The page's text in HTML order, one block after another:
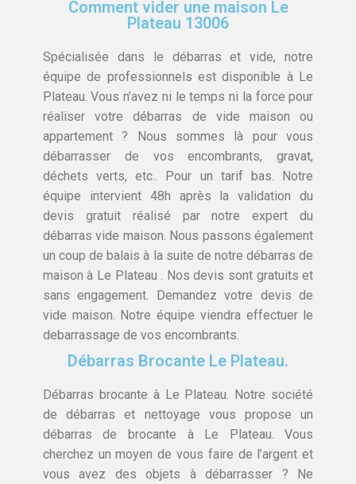
Comment vider une maison Le
Plateau 13006
Spécialisée dans le débarras et vide, notre
équipe de professionnels est disponible à Le
Plateau. Vous n’avez ni le temps ni la force pour
réaliser votre débarras de vide maison ou
appartement ? Nous sommes là pour vous
débarrasser de vos encombrants, gravat,
déchets verts, etc.. Pour un tarif bas. Notre
équipe intervient 48h après la validation du
devis gratuit réalisé par notre expert du
débarras vide maison. Nous passons également
un coup de balais à la suite de notre débarras de
maison à Le Plateau . Nos devis sont gratuits et
sans engagement. Demandez votre devis de
vide maison. Notre équipe viendra effectuer le
debarrassage de vos encombrants.
Débarras Brocante Le Plateau.
Débarras brocante à Le Plateau. Notre société
de débarras et nettoyage vous propose un
débarras de brocante à Le Plateau. Vous
cherchez un moyen de vous faire de l’argent et
vous avez des objets à débarrasser ? Ne